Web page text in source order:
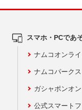
スマホ・PCであ
ナムコオンラ
ナムコパーク
ガシャポンオ
公式スマート